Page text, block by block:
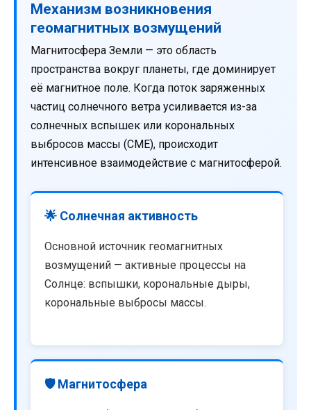
Механизм возникновения
геомагнитных возмущений
Магнитосфера Земли — это область
пространства вокруг планеты, где доминирует
её магнитное поле. Когда поток заряженных
частиц солнечного ветра усиливается из-за
солнечных вспышек или корональных
выбросов массы (CME), происходит
интенсивное взаимодействие с магнитосферой.
🌟 Солнечная активность
Основной источник геомагнитных
возмущений — активные процессы на
Солнце: вспышки, корональные дыры,
корональные выбросы массы.
🛡️ Магнитосфера